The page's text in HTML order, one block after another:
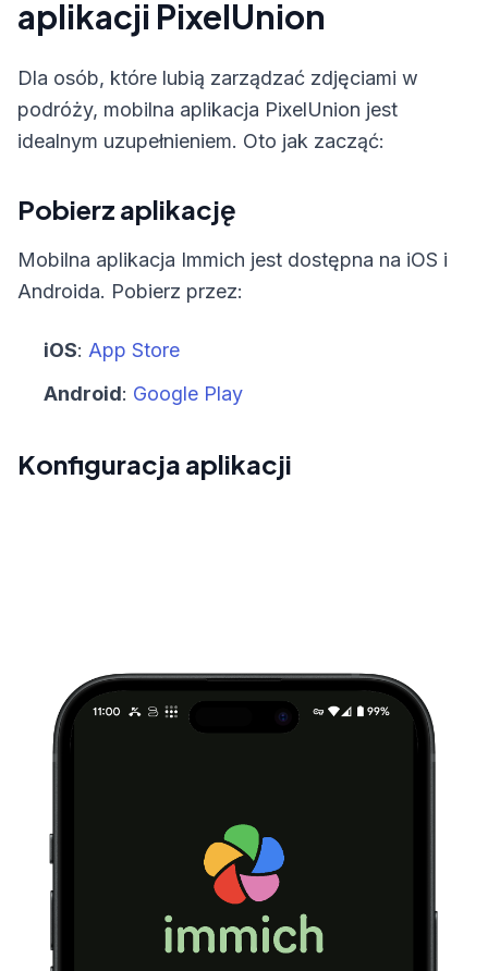
aplikacji PixelUnion
Dla osób, które lubią zarządzać zdjęciami w
podróży, mobilna aplikacja PixelUnion jest
idealnym uzupełnieniem. Oto jak zacząć:
Pobierz aplikację
Mobilna aplikacja Immich jest dostępna na iOS i
Androida. Pobierz przez:
iOS: App Store
Android: Google Play
Konfiguracja aplikacji